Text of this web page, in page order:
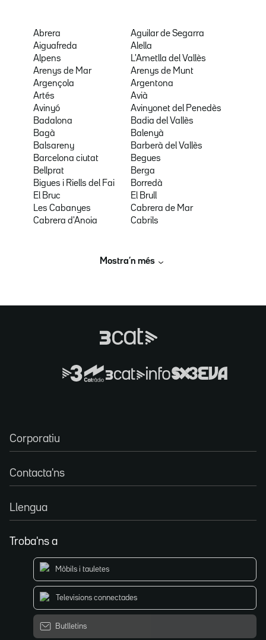
Abrera
Aguilar de Segarra
Aiguafreda
Alella
Alpens
L'Ametlla del Vallès
Arenys de Mar
Arenys de Munt
Argençola
Argentona
Artés
Avià
Avinyó
Avinyonet del Penedès
Badalona
Badia del Vallès
Bagà
Balenyà
Balsareny
Barberà del Vallès
Barcelona ciutat
Begues
Bellprat
Berga
Bigues i Riells del Fai
Borredà
El Bruc
El Brull
Les Cabanyes
Cabrera de Mar
Cabrera d'Anoia
Cabrils
Mostra’n més
Corporatiu
Contacta'ns
Llengua
Troba'ns a
Mòbils i tauletes
Televisions connectades
Butlletins